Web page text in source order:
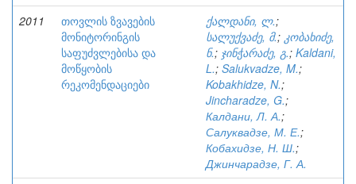
2011
თოვლის ზვავების
მონიტორინგის
საფუძვლებისა და
მოწყობის
რეკომენდაციები
ქალდანი, ლ.;
სალუქვაძე, მ.; კობახიძე,
ნ.; ჯინჭარაძე, გ.; Kaldani,
L.; Salukvadze, M.;
Kobakhidze, N.;
Jincharadze, G.;
Калдани, Л. А.;
Салуквадзе, М. Е.;
Кобахидзе, Н. Ш.;
Джинчарадзе, Г. А.